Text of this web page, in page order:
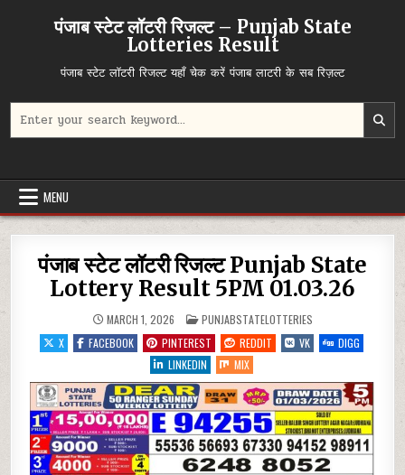
पंजाब स्टेट लॉटरी रिजल्ट – Punjab State
Lotteries Result
पंजाब स्टेट लॉटरी रिजल्ट यहाँ चेक करें पंजाब लाटरी के सब रिज़ल्ट
for:
MENU
पंजाब स्टेट लॉटरी रिजल्ट Punjab State
Lottery Result 5PM 01.03.26
MARCH 1, 2026 POSTED
IN
PUNJABSTATELOTTERIES
X
FACEBOOK PINTEREST REDDIT VK
DIGG
LINKEDIN
MIX